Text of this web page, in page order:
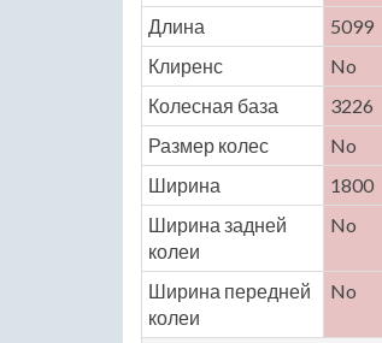
Длина
5099
Клиренс
No
Колесная база
3226
Размер колес
No
Ширина
1800
Ширина задней
колеи
No
Ширина передней
колеи
No